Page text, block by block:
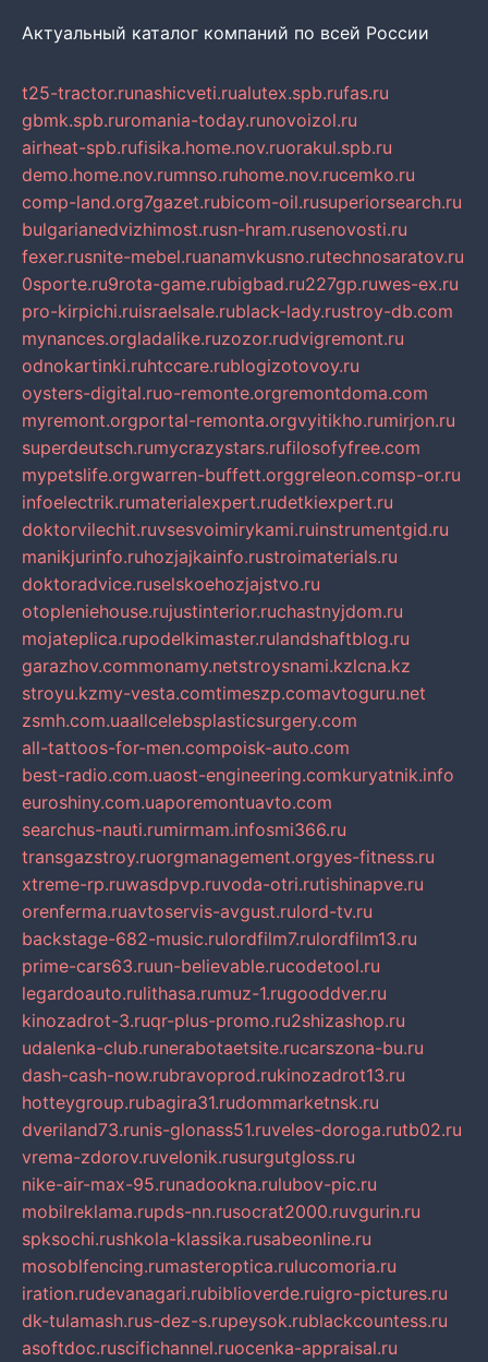
Актуальный каталог компаний по всей России
t25-tractor.runashicveti.rualutex.spb.rufas.ru
gbmk.spb.ruromania-today.runovoizol.ru
airheat-spb.rufisika.home.nov.ruorakul.spb.ru
demo.home.nov.rumnso.ruhome.nov.rucemko.ru
comp-land.org7gazet.rubicom-oil.rusuperiorsearch.ru
bulgarianedvizhimost.rusn-hram.rusenovosti.ru
fexer.rusnite-mebel.ruanamvkusno.rutechnosaratov.ru
0sporte.ru9rota-game.rubigbad.ru227gp.ruwes-ex.ru
pro-kirpichi.ruisraelsale.rublack-lady.rustroy-db.com
mynances.orgladalike.ruzozor.rudvigremont.ru
odnokartinki.ruhtccare.rublogizotovoy.ru
oysters-digital.ruo-remonte.orgremontdoma.com
myremont.orgportal-remonta.orgvyitikho.rumirjon.ru
superdeutsch.rumycrazystars.rufilosofyfree.com
mypetslife.orgwarren-buffett.orggreleon.comsp-or.ru
infoelectrik.rumaterialexpert.rudetkiexpert.ru
doktorvilechit.ruvsesvoimirykami.ruinstrumentgid.ru
manikjurinfo.ruhozjajkainfo.rustroimaterials.ru
doktoradvice.ruselskoehozjajstvo.ru
otopleniehouse.rujustinterior.ruchastnyjdom.ru
mojateplica.rupodelkimaster.rulandshaftblog.ru
garazhov.commonamy.netstroysnami.kzlcna.kz
stroyu.kzmy-vesta.comtimeszp.comavtoguru.net
zsmh.com.uaallcelebsplasticsurgery.com
all-tattoos-for-men.compoisk-auto.com
best-radio.com.uaost-engineering.comkuryatnik.info
euroshiny.com.uaporemontuavto.com
searchus-nauti.rumirmam.infosmi366.ru
transgazstroy.ruorgmanagement.orgyes-fitness.ru
xtreme-rp.ruwasdpvp.ruvoda-otri.rutishinapve.ru
orenferma.ruavtoservis-avgust.rulord-tv.ru
backstage-682-music.rulordfilm7.rulordfilm13.ru
prime-cars63.ruun-believable.rucodetool.ru
legardoauto.rulithasa.rumuz-1.rugooddver.ru
kinozadrot-3.ruqr-plus-promo.ru2shizashop.ru
udalenka-club.runerabotaetsite.rucarszona-bu.ru
dash-cash-now.rubravoprod.rukinozadrot13.ru
hotteygroup.rubagira31.rudommarketnsk.ru
dveriland73.runis-glonass51.ruveles-doroga.rutb02.ru
vrema-zdorov.ruvelonik.rusurgutgloss.ru
nike-air-max-95.runadookna.rulubov-pic.ru
mobilreklama.rupds-nn.rusocrat2000.ruvgurin.ru
spksochi.rushkola-klassika.rusabeonline.ru
mosoblfencing.rumasteroptica.rulucomoria.ru
iration.rudevanagari.rubiblioverde.ruigro-pictures.ru
dk-tulamash.rus-dez-s.rupeysok.rublackcountess.ru
asoftdoc.ruscifichannel.ruocenka-appraisal.ru